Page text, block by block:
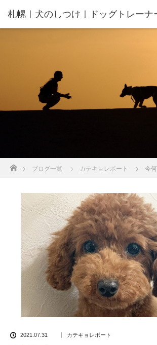
札幌｜犬のしつけ｜ドッグトレーナ
んの家庭教師®️
ブログ一覧 カテキョレポート 今
2021.07.31 カテキョレポート